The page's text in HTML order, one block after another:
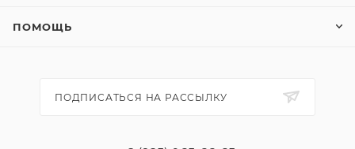
ПОМОЩЬ
ПОДПИСАТЬСЯ НА РАССЫЛКУ